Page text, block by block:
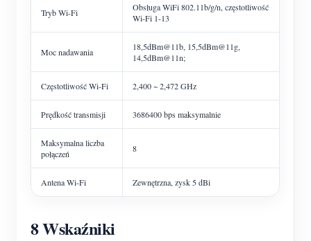
Tryb Wi-Fi
Obsługa WiFi 802.11b/g/n, częstotliwość
Wi-Fi 1-13
Moc nadawania
18,5dBm@11b, 15,5dBm@11g,
14,5dBm@11n;
Częstotliwość Wi-Fi 2,400 ~ 2,472 GHz
Prędkość transmisji 3686400 bps maksymalnie
Maksymalna liczba
połączeń
8
Antena Wi-Fi Zewnętrzna, zysk 5 dBi
8 Wskaźniki